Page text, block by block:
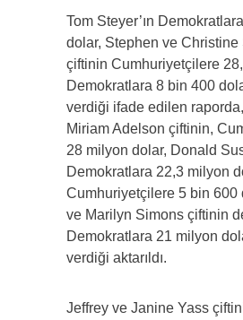
Tom Steyer’ın
dolar, Stephen ve Christine
çiftinin Cumhuriyetçilere
Demokratlara 8 bin 400
verdiği ifade edilen
Miriam Adelson çiftinin,
28 milyon dolar, Donald
Demokratlara 22,3 milyon
Cumhuriyetçilere 5 bin 600
ve Marilyn Simons çiftinin
Demokratlara 21 milyon
verdiği aktarıldı.
Jeffrey ve Janine Yass